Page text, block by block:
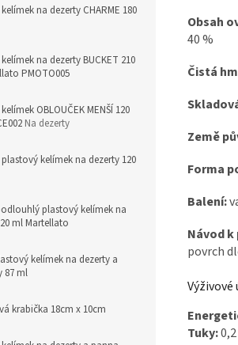
na dezerty CHARME 180
na dezerty BUCKET 210
PMOTO005
OBLOUČEK MENŠÍ 120
Na dezerty
plastový kelímek na dezerty 120
plastový kelímek na
ml Martellato
kelímek na dezerty a
87 ml
krabička 18cm x 10cm
Obsah
40 %
Čistá
Země
Forma
Balení:
Návod
povrch
Výživové
Tuky: